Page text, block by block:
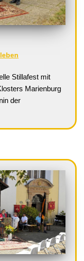
Stillafest mit
Marienburg
der